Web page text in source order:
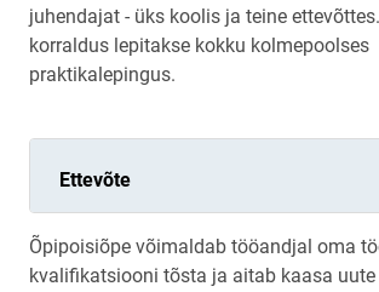
juhendajat - üks koolis ja teine
korraldus lepitakse kokku kolmepoolses
praktikalepingus.
Ettevõte
Õpipoisiõpe võimaldab tööandjal oma
kvalifikatsiooni tõsta ja aitab kaasa